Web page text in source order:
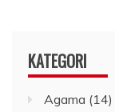
KATEGORI
Agama (14)